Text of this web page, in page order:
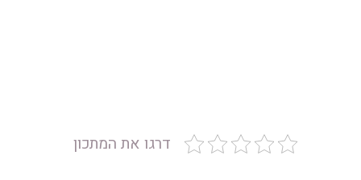
דרגו את המתכון